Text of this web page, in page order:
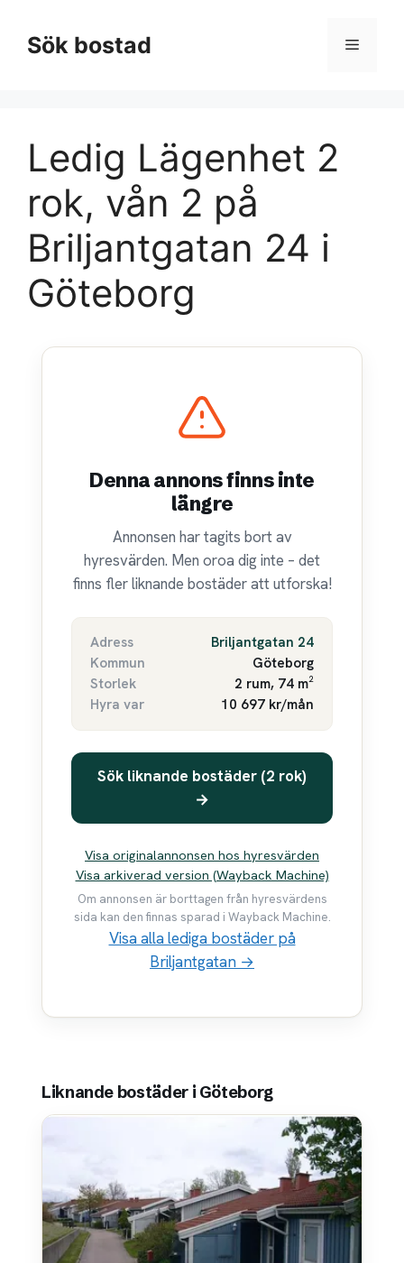
innehållSök bostad Meny
Ledig Lägenhet 2
rok, vån 2 på
Briljantgatan 24 i
Göteborg
Denna annons finns inte
längre
Annonsen har tagits bort av
hyresvärden. Men oroa dig inte – det
finns fler liknande bostäder att utforska!
Adress
Briljantgatan 24
Kommun
Göteborg
Storlek
2 rum, 74 m²
Hyra var
10 697 kr/mån
Sök liknande bostäder (2 rok)
→
Visa originalannonsen hos hyresvärden
Visa arkiverad version (Wayback Machine)
Om annonsen är borttagen från hyresvärdens
sida kan den finnas sparad i Wayback Machine.
Visa alla lediga bostäder på
Briljantgatan →
Liknande bostäder i Göteborg